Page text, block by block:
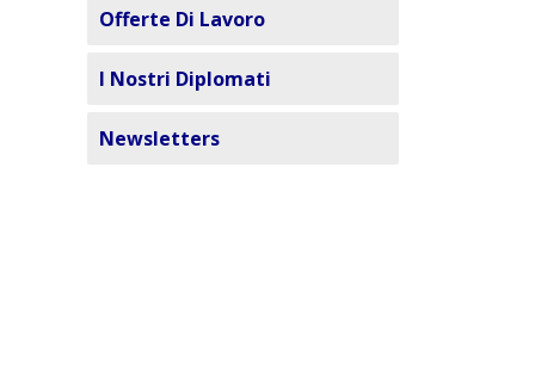
Offerte Di Lavoro
I Nostri Diplomati
Newsletters